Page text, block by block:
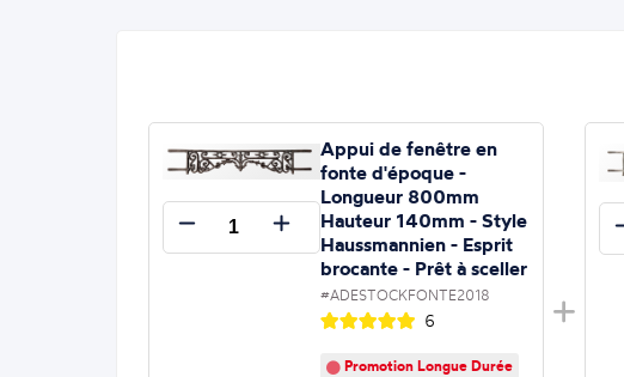
Appui de fenêtre en
fonte d'époque -
Longueur 800mm
Hauteur 140mm - Style
Haussmannien - Esprit
brocante - Prêt à sceller
#ADESTOCKFONTE2018
6
Promotion Longue Durée